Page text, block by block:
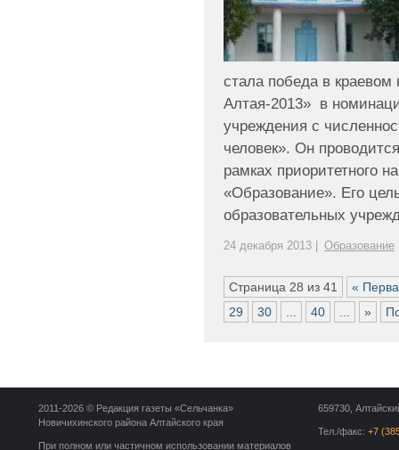
стала победа в краевом
Алтая-2013» в
учреждения с
человек». Он
рамках приоритетного
«Образование». Его
образовательных
24 декабря 2013 | Образование
Страница 28 из 41
«
29
30 ... 40 ... »
659730,
Тел./факс: +7
2011-2026 © Редакция газеты «Сельчанка»
Новичихинского района Алтайского края
При полном или частичном использовании материалов